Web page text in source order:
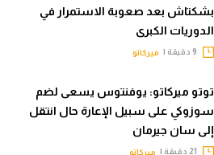
بشكتاش بعد صعوبة الاستمرار في
الدوريات الكبرى
ميركاتو
توتو ميركاتو: يوفنتوس يسعى لضم
سوزوكي على سبيل الإعارة حال انتقل
إلى سان جيرمان
ميركاتو